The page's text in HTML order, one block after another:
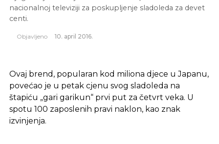
nacionalnoj televiziji za poskupljenje sladoleda za devet
centi.
Objavljeno 10. april 2016.
Ovaj brend, popularan kod miliona djece u Japanu,
povećao je u petak cjenu svog sladoleda na
štapiću „gari garikun“ prvi put za četvrt veka. U
spotu 100 zaposlenih pravi naklon, kao znak
izvinjenja.